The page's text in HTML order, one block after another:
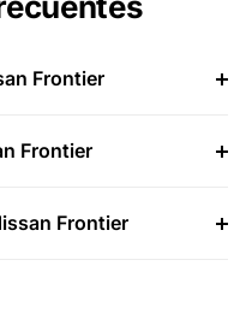
Frontier
Frontier
Frontier